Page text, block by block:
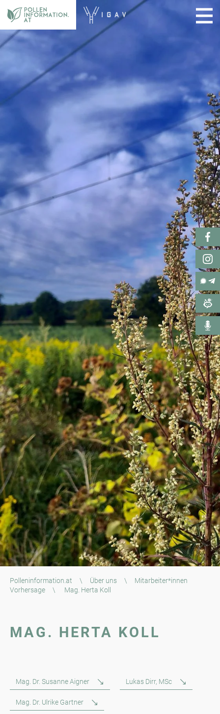
Polleninformation.at \ Über uns \
Mitarbeiter*innen
Vorhersage
\ Mag. Herta Koll
MAG. HERTA KOLL
Mag. Dr. Susanne Aigner Lukas Dirr, MSc
Mag. Dr. Ulrike Gartner